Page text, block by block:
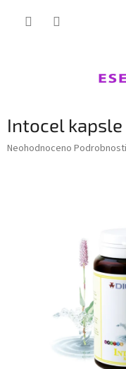
Intocel
Průměrné
Neohodnoceno